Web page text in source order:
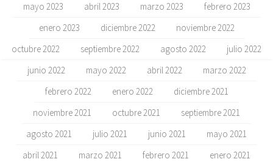
mayo 2023
abril 2023 marzo 2023
febrero 2023
enero 2023
diciembre 2022
noviembre 2022
octubre 2022
septiembre 2022 agosto 2022
julio 2022
junio 2022
mayo 2022 abril 2022
marzo 2022
febrero 2022
enero 2022
diciembre 2021
noviembre 2021
octubre 2021
septiembre 2021
agosto 2021
julio 2021 junio 2021
mayo 2021
abril 2021
marzo 2021 febrero 2021
enero 2021